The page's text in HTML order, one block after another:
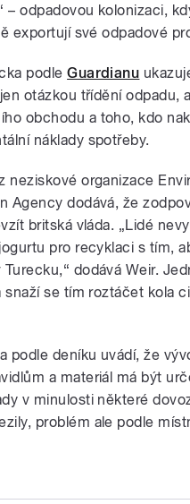
– odpadovou kolonizaci,
exportují své odpadové
podleGuardianu
otázkou třídění odpadu,
obchodu a toho, kdo
náklady spotřeby.
neziskové organizace
Agency dodává, že
britská vláda. „Lidé
pro recyklaci s tím,
dodává Weir.
snaží se tím roztáčet kola
podle deníku uvádí, že
a materiál má být
v minulosti některé
problém ale podle